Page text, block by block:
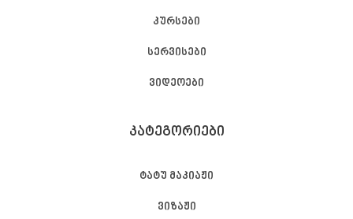
კურსები
სერვისები
ვიდეოები
ᲙᲐᲢᲔᲒᲝᲠᲘᲔᲑᲘ
ტატუ მაკიაჟი
ვიზაჟი